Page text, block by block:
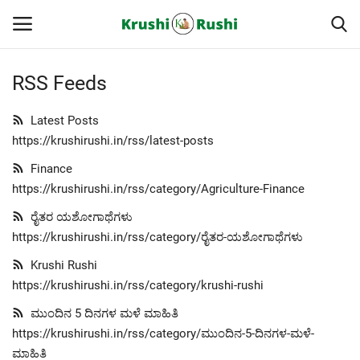
Finance
Contact
ರೈತರ ಯಶೋಗಾಥೆಗಳು
Krushi Rushi
ಮುಂದಿನ 5 ದಿನಗಳ ಮಳೆ ಮಾಹಿತಿ
Gallery
RSS Feeds
Latest Posts
https://krushirushi.in/rss/latest-posts
Finance
https://krushirushi.in/rss/category/Agriculture-Finance
ರೈತರ ಯಶೋಗಾಥೆಗಳು
https://krushirushi.in/rss/category/ರೈತರ-ಯಶೋಗಾಥೆಗಳು
Krushi Rushi
https://krushirushi.in/rss/category/krushi-rushi
ಮುಂದಿನ 5 ದಿನಗಳ ಮಳೆ ಮಾಹಿತಿ
https://krushirushi.in/rss/category/ಮುಂದಿನ-5-ದಿನಗಳ-ಮಳೆ-
ಮಾಹಿತಿ